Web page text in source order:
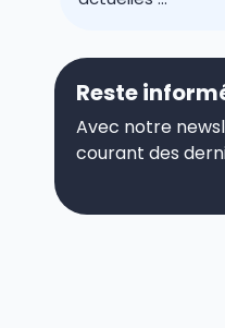
Reste
Avec notre
courant des